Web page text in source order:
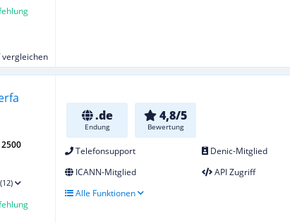
vergleichen
.de
Endung
4,8/5
Bewertung
Telefonsupport
Denic-Mitglied
ICANN-Mitglied
API Zugriff
Alle Funktionen
(12)